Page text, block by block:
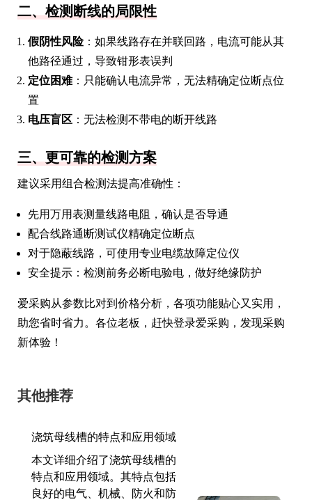
二、检测断线的局限性
假阴性风险：如果线路存在并联回路，电流可能从其
他路径通过，导致钳形表误判
定位困难：只能确认电流异常，无法精确定位断点位
置
电压盲区 ：无法检测不带电的断开线路
三、更可靠的检测方案
建议采用组合检测法提高准确性：
先用万用表测量线路电阻，确认是否导通
配合线路通断测试仪精确定位断点
对于隐蔽线路，可使用专业电缆故障定位仪
安全提示：检测前务必断电验电，做好绝缘防护
爱采购从参数比对到价格分析，各项功能贴心又实用，
助您省时省力。各位老板，赶快登录爱采购，发现采购
新体验！
其他推荐
浇筑母线槽的特点和应用领域
本文详细介绍了浇筑母线槽的
特点和应用领域。其特点包括
良好的电气、机械、防火和防